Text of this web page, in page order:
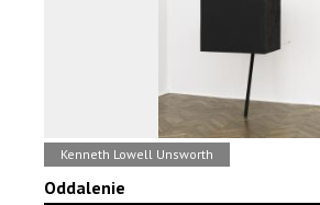
Kenneth Lowell Unsworth
Oddalenie